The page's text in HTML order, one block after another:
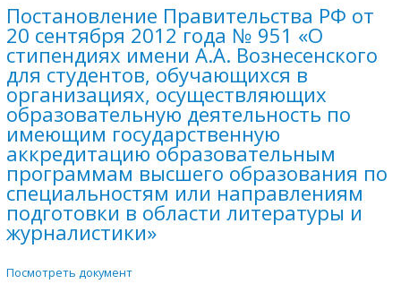
Постановление Правительства РФ от
20 сентября 2012 года № 951 «О
стипендиях имени А.А. Вознесенского
для студентов, обучающихся в
организациях, осуществляющих
образовательную деятельность по
имеющим государственную
аккредитацию образовательным
программам высшего образования по
специальностям или направлениям
подготовки в области литературы и
журналистики»
Посмотреть документ